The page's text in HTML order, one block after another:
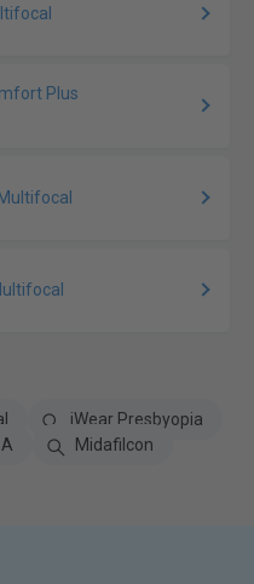
Plus
iWear Presbyopia
Midafilcon